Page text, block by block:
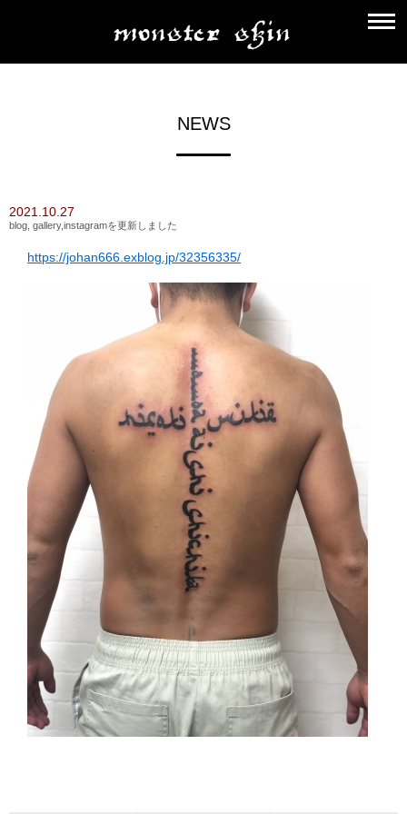
NEWS
2021.10.27
blog, gallery,instagramを更新しました
https://johan666.exblog.jp/32356335/